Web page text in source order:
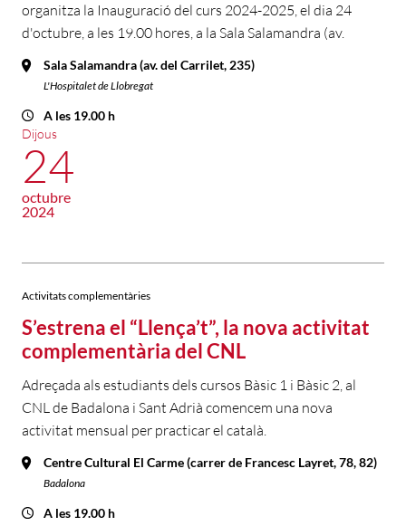
organitza la Inauguració del curs 2024-2025, el dia 24
d'octubre, a les 19.00 hores, a la Sala Salamandra (av.
Sala Salamandra (av. del Carrilet, 235)
L'Hospitalet de Llobregat
A les 19.00 h
Dijous
24
octubre
2024
Activitats complementàries
S’estrena el “Llença’t”, la nova activitat
complementària del CNL
Adreçada als estudiants dels cursos Bàsic 1 i Bàsic 2, al
CNL de Badalona i Sant Adrià comencem una nova
activitat mensual per practicar el català.
Centre Cultural El Carme (carrer de Francesc Layret, 78, 82)
Badalona
A les 19.00 h